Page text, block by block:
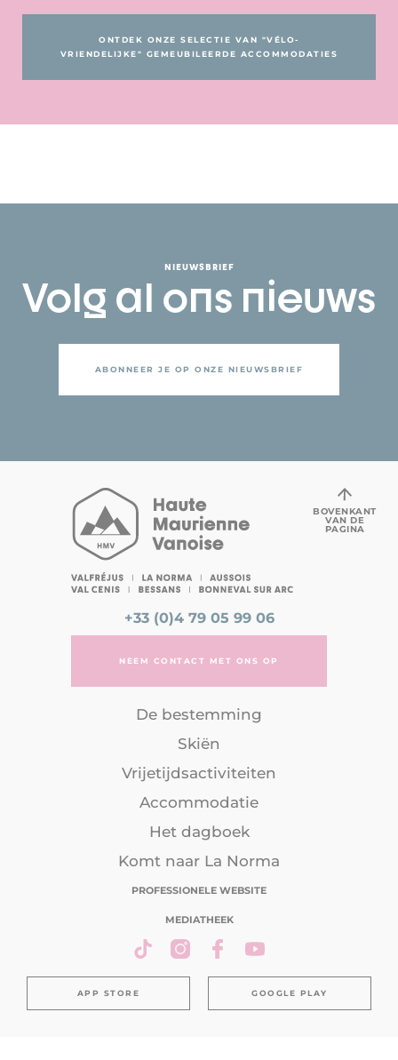
ONTDEK ONZE SELECTIE VAN "VÉLO-
VRIENDELIJKE" GEMEUBILEERDE ACCOMMODATIES
NIEUWSBRIEF
Volg al ons nieuws
ABONNEER JE OP ONZE NIEUWSBRIEF
+33 (0)4 79 05 99 06
NEEM CONTACT MET ONS OP
De bestemming
Skiën
Vrijetijdsactiviteiten
Accommodatie
Het dagboek
Komt naar La Norma
PROFESSIONELE WEBSITE
MEDIATHEEK
APP STORE GOOGLE PLAY
BOVENKANT
VAN DE
PAGINA